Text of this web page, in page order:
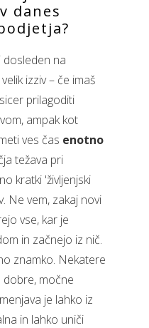
danes
dosleden na
izziv – če imaš
prilagoditi
ampak kot
ves čas enotno
težava pri
kratki 'življenjski
Ne vem, zakaj novi
vse, kar je
in začnejo iz nič.
znamko. Nekatere
dobre, močne
je lahko iz
in lahko uniči